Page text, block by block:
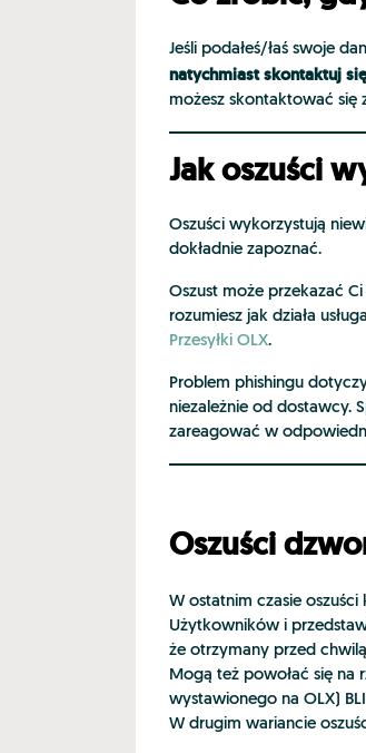
Jeśli podałeś/łaś swoje
natychmiast skontaktuj
możesz skontaktować się
Jak oszuści
Oszuści wykorzystują
dokładnie zapoznać.
Oszust może przekazać
rozumiesz jak działa
Przesyłki OLX.
Problem phishingu
niezależnie od dostawcy.
zareagować w
Oszuści
W ostatnim czasie
Użytkowników i
że otrzymany przed
Mogą też powołać się
wystawionego na OLX)
W drugim wariancie